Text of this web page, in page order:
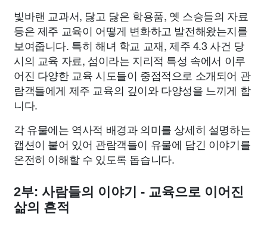
빛바랜 교과서, 닳고 닳은 학용품, 옛 스승들의 자료
등은 제주 교육이 어떻게 변화하고 발전해왔는지를
보여줍니다. 특히 해녀 학교 교재, 제주 4.3 사건 당
시의 교육 자료, 섬이라는 지리적 특성 속에서 이루
어진 다양한 교육 시도들이 중점적으로 소개되어 관
람객들에게 제주 교육의 깊이와 다양성을 느끼게 합
니다.
각 유물에는 역사적 배경과 의미를 상세히 설명하는
캡션이 붙어 있어 관람객들이 유물에 담긴 이야기를
온전히 이해할 수 있도록 돕습니다.
2부: 사람들의 이야기 - 교육으로 이어진
삶의 흔적